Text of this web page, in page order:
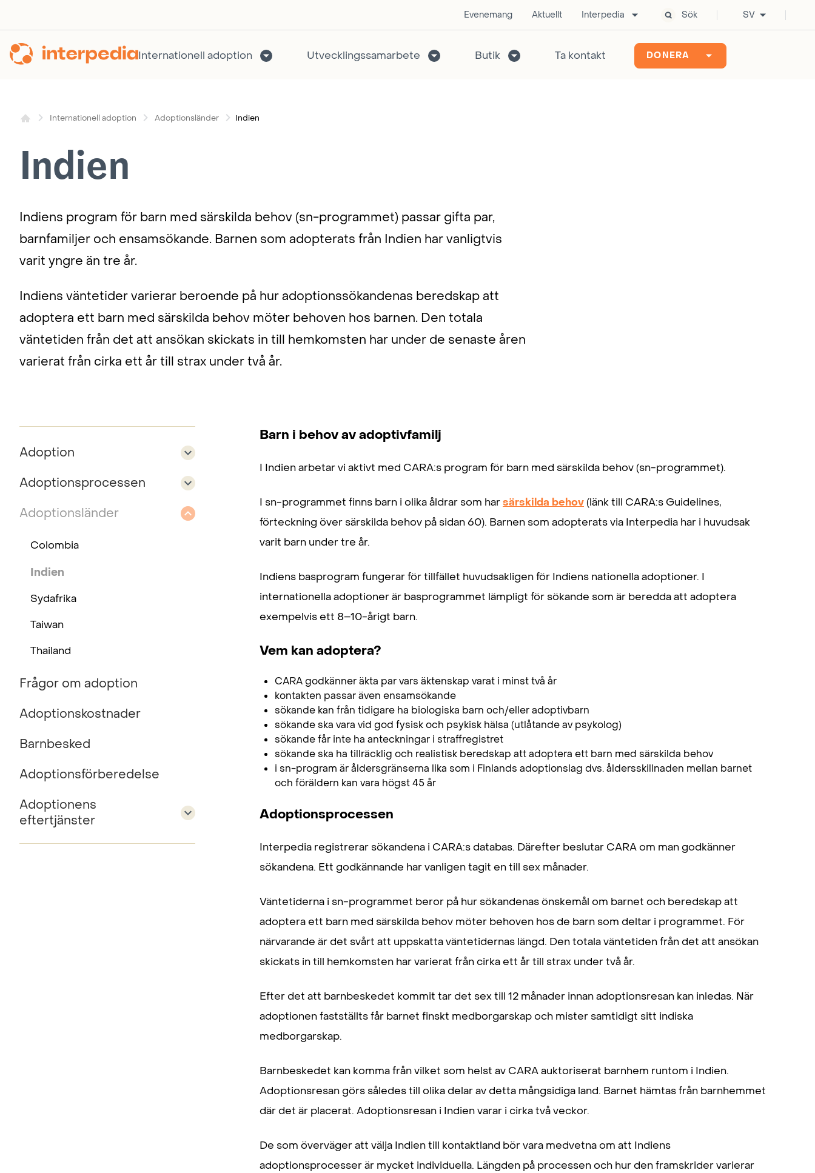
Evenemang Aktuellt Interpedia Sök SV
Internationell adoption Utvecklingssamarbete Butik Ta kontakt DONERA
Internationell adoption Adoptionsländer Indien
Indien
Indiens program för barn med särskilda behov (sn-programmet) passar gifta par,
barnfamiljer och ensamsökande. Barnen som adopterats från Indien har vanligtvis
varit yngre än tre år.
Indiens väntetider varierar beroende på hur adoptionssökandenas beredskap att
adoptera ett barn med särskilda behov möter behoven hos barnen. Den totala
väntetiden från det att ansökan skickats in till hemkomsten har under de senaste åren
varierat från cirka ett år till strax under två år.
Adoption
Adoptionsprocessen
Adoptionsländer
Colombia
Indien
Sydafrika
Taiwan
Thailand
Frågor om adoption
Adoptionskostnader
Barnbesked
Adoptionsförberedelse
Adoptionens
eftertjänster
Barn i behov av adoptivfamilj
I Indien arbetar vi aktivt med CARA:s program för barn med särskilda behov (sn-programmet).
I sn-programmet finns barn i olika åldrar som harsärskilda behov (länk till CARA:s Guidelines,
förteckning över särskilda behov på sidan 60). Barnen som adopterats via Interpedia har i huvudsak
varit barn under tre år.
Indiens basprogram fungerar för tillfället huvudsakligen för Indiens nationella adoptioner. I
internationella adoptioner är basprogrammet lämpligt för sökande som är beredda att adoptera
exempelvis ett 8–10-årigt barn.
Vem kan adoptera?
CARA godkänner äkta par vars äktenskap varat i minst två år
kontakten passar även ensamsökande
sökande kan från tidigare ha biologiska barn och/eller adoptivbarn
sökande ska vara vid god fysisk och psykisk hälsa (utlåtande av psykolog)
sökande får inte ha anteckningar i straffregistret
sökande ska ha tillräcklig och realistisk beredskap att adoptera ett barn med särskilda behov
i sn-program är åldersgränserna lika som i Finlands adoptionslag dvs. åldersskillnaden mellan barnet
och föräldern kan vara högst 45 år
Adoptionsprocessen
Interpedia registrerar sökandena i CARA:s databas. Därefter beslutar CARA om man godkänner
sökandena. Ett godkännande har vanligen tagit en till sex månader.
Väntetiderna i sn-programmet beror på hur sökandenas önskemål om barnet och beredskap att
adoptera ett barn med särskilda behov möter behoven hos de barn som deltar i programmet. För
närvarande är det svårt att uppskatta väntetidernas längd. Den totala väntetiden från det att ansökan
skickats in till hemkomsten har varierat från cirka ett år till strax under två år.
Efter det att barnbeskedet kommit tar det sex till 12 månader innan adoptionsresan kan inledas. När
adoptionen fastställts får barnet finskt medborgarskap och mister samtidigt sitt indiska
medborgarskap.
Barnbeskedet kan komma från vilket som helst av CARA auktoriserat barnhem runtom i Indien.
Adoptionsresan görs således till olika delar av detta mångsidiga land. Barnet hämtas från barnhemmet
där det är placerat. Adoptionsresan i Indien varar i cirka två veckor.
De som överväger att välja Indien till kontaktland bör vara medvetna om att Indiens
adoptionsprocesser är mycket individuella. Längden på processen och hur den framskrider varierar